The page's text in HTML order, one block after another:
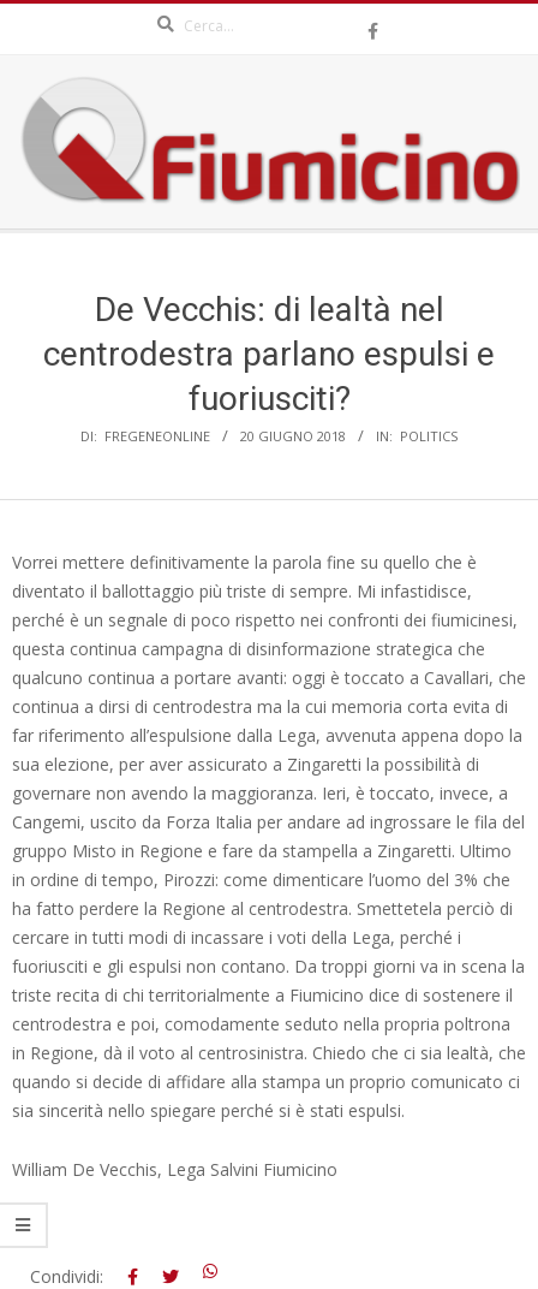
content
QFIUMICINO.COM
De Vecchis: di lealtà nel
centrodestra parlano espulsi e
fuoriusciti?
DI: FREGENEONLINE 20 GIUGNO 2018 IN: POLITICS
Vorrei mettere definitivamente la parola fine su quello che è
diventato il ballottaggio più triste di sempre. Mi infastidisce,
perché è un segnale di poco rispetto nei confronti dei fiumicinesi,
questa continua campagna di disinformazione strategica che
qualcuno continua a portare avanti: oggi è toccato a Cavallari, che
continua a dirsi di centrodestra ma la cui memoria corta evita di
far riferimento all’espulsione dalla Lega, avvenuta appena dopo la
sua elezione, per aver assicurato a Zingaretti la possibilità di
governare non avendo la maggioranza. Ieri, è toccato, invece, a
Cangemi, uscito da Forza Italia per andare ad ingrossare le fila del
gruppo Misto in Regione e fare da stampella a Zingaretti. Ultimo
in ordine di tempo, Pirozzi: come dimenticare l’uomo del 3% che
ha fatto perdere la Regione al centrodestra. Smettetela perciò di
cercare in tutti modi di incassare i voti della Lega, perché i
fuoriusciti e gli espulsi non contano. Da troppi giorni va in scena la
triste recita di chi territorialmente a Fiumicino dice di sostenere il
centrodestra e poi, comodamente seduto nella propria poltrona
in Regione, dà il voto al centrosinistra. Chiedo che ci sia lealtà, che
quando si decide di affidare alla stampa un proprio comunicato ci
sia sincerità nello spiegare perché si è stati espulsi.
William De Vecchis, Lega Salvini Fiumicino
2018-
Condividi: